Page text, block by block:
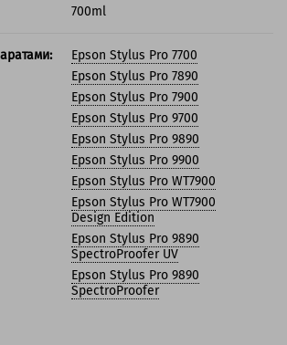
700ml
Epson Stylus Pro 7700
Epson Stylus Pro 7890
Epson Stylus Pro 7900
Epson Stylus Pro 9700
Epson Stylus Pro 9890
Epson Stylus Pro 9900
Epson Stylus Pro WT7900
Epson Stylus Pro WT7900
Design Edition
Epson Stylus Pro 9890
SpectroProofer UV
Epson Stylus Pro 9890
SpectroProofer